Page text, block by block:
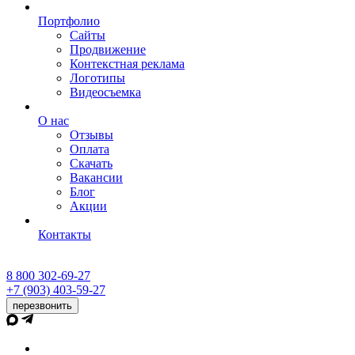
Портфолио
Сайты
Продвижение
Контекстная реклама
Логотипы
Видеосъемка
О нас
Отзывы
Оплата
Скачать
Вакансии
Блог
Акции
Контакты
8 800 302-69-27
+7 (903) 403-59-27
перезвонить